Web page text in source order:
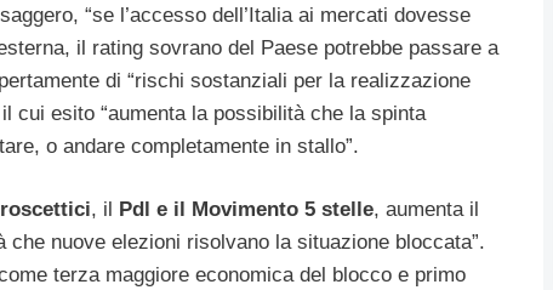
“se l’accesso dell’Italia ai mercati dovesse
il rating sovrano del Paese potrebbe passare a
di “rischi sostanziali per la realizzazione
cui esito “aumenta la possibilità che la spinta
o andare completamente in stallo”.
, il Pdl e il Movimento 5 stelle, aumenta il
nuove elezioni risolvano la situazione bloccata”.
terza maggiore economica del blocco e primo